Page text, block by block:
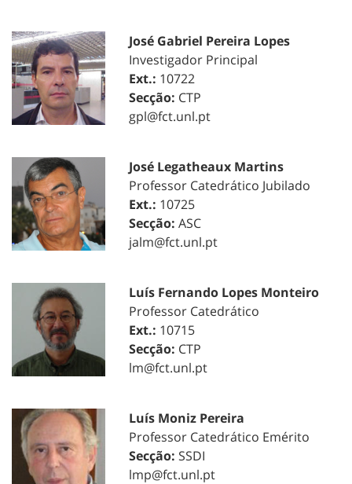
José Gabriel Pereira Lopes
Investigador Principal
Ext.: 10722
Secção: CTP
gpl@fct.unl.pt
José Legatheaux Martins
Professor Catedrático Jubilado
Ext.: 10725
Secção: ASC
jalm@fct.unl.pt
Luís Fernando Lopes Monteiro
Professor Catedrático
Ext.: 10715
Secção: CTP
lm@fct.unl.pt
Luís Moniz Pereira
Professor Catedrático Emérito
Secção: SSDI
lmp@fct.unl.pt